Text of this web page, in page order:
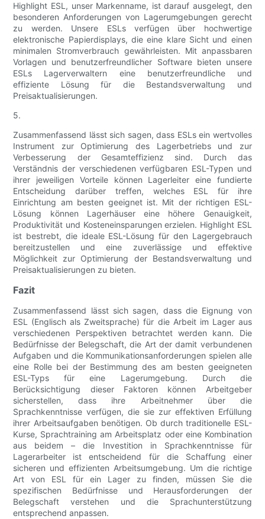
Highlight ESL, unser Markenname, ist darauf ausgelegt, den
besonderen Anforderungen von Lagerumgebungen gerecht
zu werden. Unsere ESLs verfügen über hochwertige
elektronische Papierdisplays, die eine klare Sicht und einen
minimalen Stromverbrauch gewährleisten. Mit anpassbaren
Vorlagen und benutzerfreundlicher Software bieten unsere
ESLs Lagerverwaltern eine benutzerfreundliche und
effiziente Lösung für die Bestandsverwaltung und
Preisaktualisierungen.
5.
Zusammenfassend lässt sich sagen, dass ESLs ein wertvolles
Instrument zur Optimierung des Lagerbetriebs und zur
Verbesserung der Gesamteffizienz sind. Durch das
Verständnis der verschiedenen verfügbaren ESL-Typen und
ihrer jeweiligen Vorteile können Lagerleiter eine fundierte
Entscheidung darüber treffen, welches ESL für ihre
Einrichtung am besten geeignet ist. Mit der richtigen ESL-
Lösung können Lagerhäuser eine höhere Genauigkeit,
Produktivität und Kosteneinsparungen erzielen. Highlight ESL
ist bestrebt, die ideale ESL-Lösung für den Lagergebrauch
bereitzustellen und eine zuverlässige und effektive
Möglichkeit zur Optimierung der Bestandsverwaltung und
Preisaktualisierungen zu bieten.
Fazit
Zusammenfassend lässt sich sagen, dass die Eignung von
ESL (Englisch als Zweitsprache) für die Arbeit im Lager aus
verschiedenen Perspektiven betrachtet werden kann. Die
Bedürfnisse der Belegschaft, die Art der damit verbundenen
Aufgaben und die Kommunikationsanforderungen spielen alle
eine Rolle bei der Bestimmung des am besten geeigneten
ESL-Typs für eine Lagerumgebung. Durch die
Berücksichtigung dieser Faktoren können Arbeitgeber
sicherstellen, dass ihre Arbeitnehmer über die
Sprachkenntnisse verfügen, die sie zur effektiven Erfüllung
ihrer Arbeitsaufgaben benötigen. Ob durch traditionelle ESL-
Kurse, Sprachtraining am Arbeitsplatz oder eine Kombination
aus beidem – die Investition in Sprachkenntnisse für
Lagerarbeiter ist entscheidend für die Schaffung einer
sicheren und effizienten Arbeitsumgebung. Um die richtige
Art von ESL für ein Lager zu finden, müssen Sie die
spezifischen Bedürfnisse und Herausforderungen der
Belegschaft verstehen und die Sprachunterstützung
entsprechend anpassen.